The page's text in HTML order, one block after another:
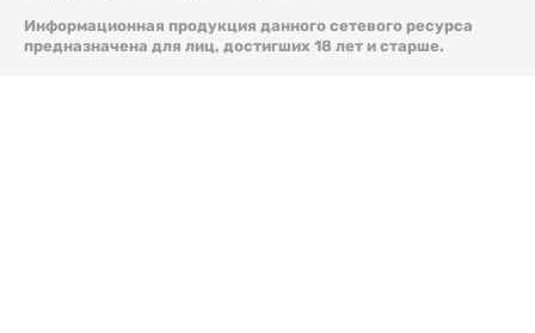
Информационная продукция данного сетевого ресурса
предназначена для лиц, достигших 18 лет и старше.